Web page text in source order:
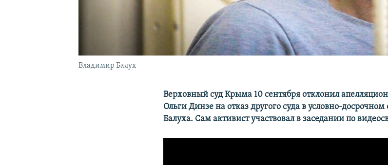
Владимир Балух
Верховный суд Крыма 10 сентября отклонил
Ольги Динзе на отказ другого суда в условно-
Балуха. Сам активист участвовал в заседании по